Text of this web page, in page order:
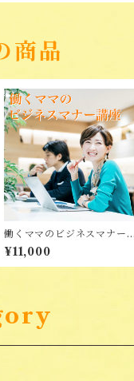
商品
働くママのビジネスマナー
講座
¥11,000